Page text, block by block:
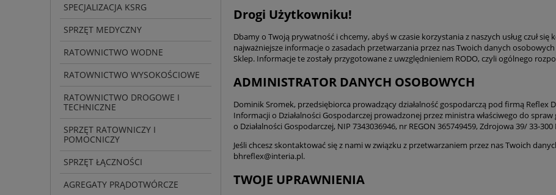
SPECJALIZACJA KSRG
SPRZĘT MEDYCZNY
RATOWNICTWO WODNE
RATOWNICTWO WYSOKOŚCIOWE
RATOWNICTWO DROGOWE I
TECHNICZNE
SPRZĘT RATOWNICZY I
POMOCNICZY
SPRZĘT ŁĄCZNOŚCI
AGREGATY PRĄDOTWÓRCZE
Drogi Użytkowniku!
Dbamy o Twoją prywatność i chcemy, abyś w czasie korzystania z naszych usług czuł
najważniejsze informacje o zasadach przetwarzania przez nas Twoich danych
Sklep. Informacje te zostały przygotowane z uwzględnieniem RODO, czyli ogólnego
ADMINISTRATOR DANYCH OSOBOWYCH
Dominik Sromek, przedsiębiorca prowadzący działalność gospodarczą pod firmą Reflex
Informacji o Działalności Gospodarczej prowadzonej przez ministra właściwego do
o Działalności Gospodarczej, NIP 7343036946, nr REGON 365749459, Zdrojowa 39/ 33-300
Jeśli chcesz skontaktować się z nami w związku z przetwarzaniem przez nas Twoich
bhreflex@interia.pl.
TWOJE UPRAWNIENIA